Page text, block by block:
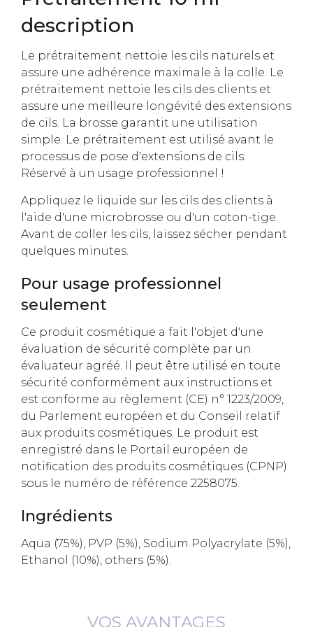
description
Le prétraitement nettoie les cils naturels et
assure une adhérence maximale à la colle. Le
prétraitement nettoie les cils des clients et
assure une meilleure longévité des extensions
de cils. La brosse garantit une utilisation
simple. Le prétraitement est utilisé avant le
processus de pose d'extensions de cils.
Réservé à un usage professionnel !
Appliquez le liquide sur les cils des clients à
l'aide d'une microbrosse ou d'un coton-tige.
Avant de coller les cils, laissez sécher pendant
quelques minutes.
Pour usage professionnel
seulement
Ce produit cosmétique a fait l'objet d'une
évaluation de sécurité complète par un
évaluateur agréé. Il peut être utilisé en toute
sécurité conformément aux instructions et
est conforme au règlement (CE) n° 1223/2009,
du Parlement européen et du Conseil relatif
aux produits cosmétiques. Le produit est
enregistré dans le Portail européen de
notification des produits cosmétiques (CPNP)
sous le numéro de référence 2258075.
Ingrédients
Aqua (75%), PVP (5%), Sodium Polyacrylate (5%),
Ethanol (10%), others (5%).
VOS AVANTAGES